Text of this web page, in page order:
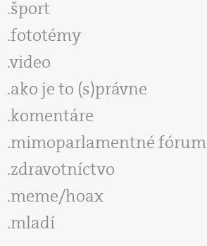
šport
fototémy
video
ako je to (s)právne
komentáre
mimoparlamentné fórum
zdravotníctvo
meme/hoax
mladí